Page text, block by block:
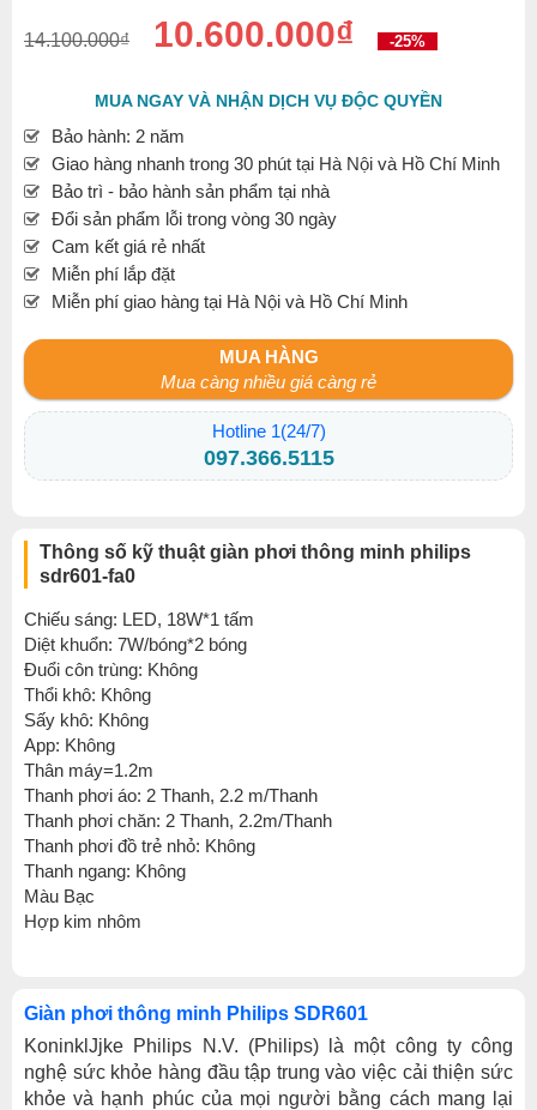
14.100.000₫ 10.600.000₫ -25%
MUA NGAY VÀ NHẬN DỊCH VỤ ĐỘC QUYỀN
Bảo hành: 2 năm
Giao hàng nhanh trong 30 phút tại Hà Nội và Hồ Chí Minh
Bảo trì - bảo hành sản phẩm tại nhà
Đổi sản phẩm lỗi trong vòng 30 ngày
Cam kết giá rẻ nhất
Miễn phí lắp đặt
Miễn phí giao hàng tại Hà Nội và Hồ Chí Minh
MUA HÀNG
Mua càng nhiều giá càng rẻ
Hotline 1(24/7)
097.366.5115
Thông số kỹ thuật giàn phơi thông minh philips
sdr601-fa0
Chiếu sáng: LED, 18W*1 tấm
Diệt khuổn: 7W/bóng*2 bóng
Đuổi côn trùng: Không
Thổi khô: Không
Sấy khô: Không
App: Không
Thân máy=1.2m
Thanh phơi áo: 2 Thanh, 2.2 m/Thanh
Thanh phơi chăn: 2 Thanh, 2.2m/Thanh
Thanh phơi đồ trẻ nhỏ: Không
Thanh ngang: Không
Màu Bạc
Hợp kim nhôm
Giàn phơi thông minh Philips SDR601
KoninklJjke Philips N.V. (Philips) là một công ty công
nghệ sức khỏe hàng đầu tập trung vào việc cải thiện sức
khỏe và hạnh phúc của mọi người bằng cách mang lại